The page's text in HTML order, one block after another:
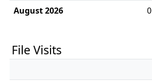
August 2026
0
File Visits